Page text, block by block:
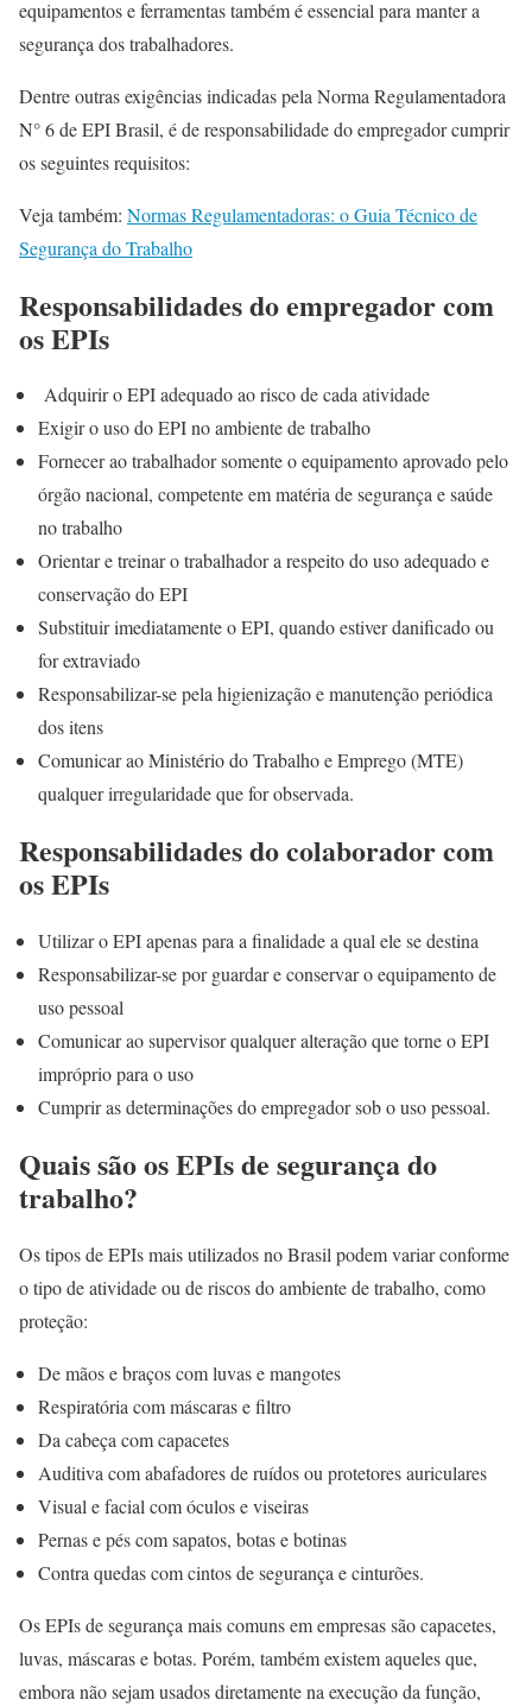
equipamentos e ferramentas também é essencial para manter a
segurança dos trabalhadores.
Dentre outras exigências indicadas pela Norma Regulamentadora
N° 6 de EPI Brasil, é de responsabilidade do empregador cumprir
os seguintes requisitos:
Veja também: Normas Regulamentadoras: o Guia Técnico de
Segurança do Trabalho
Responsabilidades do empregador com
os EPIs
Adquirir o EPI adequado ao risco de cada atividade
Exigir o uso do EPI no ambiente de trabalho
Fornecer ao trabalhador somente o equipamento aprovado pelo
órgão nacional, competente em matéria de segurança e saúde
no trabalho
Orientar e treinar o trabalhador a respeito do uso adequado e
conservação do EPI
Substituir imediatamente o EPI, quando estiver danificado ou
for extraviado
Responsabilizar-se pela higienização e manutenção periódica
dos itens
Comunicar ao Ministério do Trabalho e Emprego (MTE)
qualquer irregularidade que for observada.
Responsabilidades do colaborador com
os EPIs
Utilizar o EPI apenas para a finalidade a qual ele se destina
Responsabilizar-se por guardar e conservar o equipamento de
uso pessoal
Comunicar ao supervisor qualquer alteração que torne o EPI
impróprio para o uso
Cumprir as determinações do empregador sob o uso pessoal.
Quais são os EPIs de segurança do
trabalho?
Os tipos de EPIs mais utilizados no Brasil podem variar conforme
o tipo de atividade ou de riscos do ambiente de trabalho, como
proteção:
De mãos e braços com luvas e mangotes
Respiratória com máscaras e filtro
Da cabeça com capacetes
Auditiva com abafadores de ruídos ou protetores auriculares
Visual e facial com óculos e viseiras
Pernas e pés com sapatos, botas e botinas
Contra quedas com cintos de segurança e cinturões.
Os EPIs de segurança mais comuns em empresas são capacetes,
luvas, máscaras e botas. Porém, também existem aqueles que,
embora não sejam usados diretamente na execução da função,